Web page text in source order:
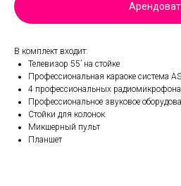
B кoмплeкт входит:
Телевизор 55’ на стойке
Профессиональная караоке система
4 профессиональных радиомикрофона
Профессиональное звуковое
Стойки для колонок
Микшерный пульт
Планшет